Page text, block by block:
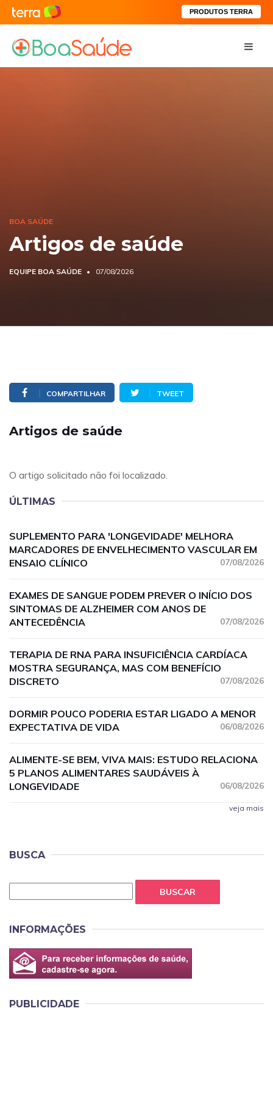
PRODUTOS TERRA
BOA SAÚDE
Artigos de saúde
EQUIPE BOA SAÚDE 07/08/2026
COMPARTILHAR TWEET
Artigos de saúde
O artigo solicitado não foi localizado.
ÚLTIMAS
SUPLEMENTO PARA 'LONGEVIDADE' MELHORA
MARCADORES DE ENVELHECIMENTO VASCULAR EM
ENSAIO CLÍNICO
07/08/2026
EXAMES DE SANGUE PODEM PREVER O INÍCIO DOS
SINTOMAS DE ALZHEIMER COM ANOS DE
ANTECEDÊNCIA
07/08/2026
TERAPIA DE RNA PARA INSUFICIÊNCIA CARDÍACA
MOSTRA SEGURANÇA, MAS COM BENEFÍCIO
DISCRETO
07/08/2026
DORMIR POUCO PODERIA ESTAR LIGADO A MENOR
EXPECTATIVA DE VIDA
06/08/2026
ALIMENTE-SE BEM, VIVA MAIS: ESTUDO RELACIONA
5 PLANOS ALIMENTARES SAUDÁVEIS À
LONGEVIDADE
06/08/2026
veja mais
BUSCA
BUSCAR
INFORMAÇÕES
PUBLICIDADE